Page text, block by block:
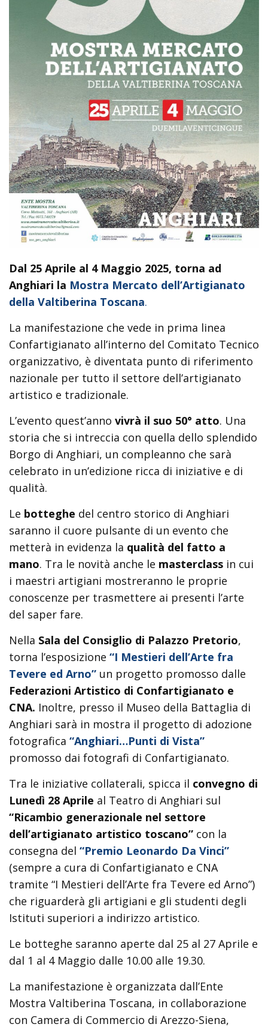
Dal 25 Aprile al 4 Maggio 2025, torna ad
Anghiari la Mostra Mercato dell’Artigianato
della Valtiberina Toscana.
La manifestazione che vede in prima linea
Confartigianato all’interno del Comitato Tecnico
organizzativo, è diventata punto di riferimento
nazionale per tutto il settore dell’artigianato
artistico e tradizionale.
L’evento quest’anno vivrà il suo 50° atto. Una
storia che si intreccia con quella dello splendido
Borgo di Anghiari, un compleanno che sarà
celebrato in un’edizione ricca di iniziative e di
qualità.
Le botteghe del centro storico di Anghiari
saranno il cuore pulsante di un evento che
metterà in evidenza la qualità del fatto a
mano. Tra le novità anche le masterclass in cui
i maestri artigiani mostreranno le proprie
conoscenze per trasmettere ai presenti l’arte
del saper fare.
Nella Sala del Consiglio di Palazzo Pretorio,
torna l’esposizione “I Mestieri dell’Arte fra
Tevere ed Arno” un progetto promosso dalle
Federazioni Artistico di Confartigianato e
CNA. Inoltre, presso il Museo della Battaglia di
Anghiari sarà in mostra il progetto di adozione
fotografica “Anghiari…Punti di Vista”
promosso dai fotografi di Confartigianato.
Tra le iniziative collaterali, spicca il convegno di
Lunedì 28 Aprile al Teatro di Anghiari sul
“Ricambio generazionale nel settore
dell’artigianato artistico toscano” con la
consegna del “Premio Leonardo Da Vinci”
(sempre a cura di Confartigianato e CNA
tramite “I Mestieri dell’Arte fra Tevere ed Arno”)
che riguarderà gli artigiani e gli studenti degli
Istituti superiori a indirizzo artistico.
Le botteghe saranno aperte dal 25 al 27 Aprile e
dal 1 al 4 Maggio dalle 10.00 alle 19.30.
La manifestazione è organizzata dall’Ente
Mostra Valtiberina Toscana, in collaborazione
con Camera di Commercio di Arezzo-Siena,